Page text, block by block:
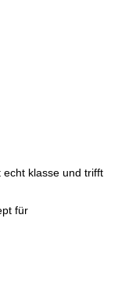
echt klasse und trifft
für